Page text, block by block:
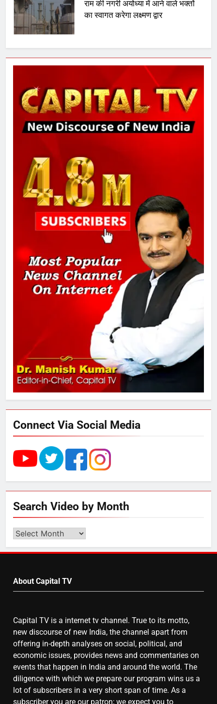
राम की नगरी अयोध्या में आने वाले भक्तों
का स्वागत करेगा लक्ष्मण द्वार
6
उत्तर प्रदेश में गांवों में बढ़ेंगी सुविधाएं: 67%
बढ़ा पंचायतों का बजट
7
8
चुनाव से पहले लालू परिवार पर बड़ा झटका,
दिल्ली कोर्ट ने IRCTC घोटाले में आरोप
तय किए
SRN अस्पताल का नाम अमर शहीद ठाकुर
रोशन सिंह के नाम पर करने की मांग तेज
अमर शहीद ठाकुर रोशन सिंह के नाम पर
स्वरूप रानी नेहरू चिकित्सालय का
नामकरण करने की मांग को लेकर
अनिश्चितकालीन धरना शुरू
3
289 एकड़ भूमि पर विकसित होगा कार्बन-
फ्री डेटा सेंटर, हजारों उच्च-कुशल
रोजगार सृजन की संभावना
UP में ग्रामीण बिजली आपूर्ति से कृषि,
डेयरी, कुटीर उद्योग और स्वरोजगार को
राम की नगरी अयोध्या में आने वाले भक्तों
का स्वागत करेगा लक्ष्मण द्वार
बढ़ा पंचायतों का बजट
7
गाजा युद्धविराम को लेकर बड़ी खबरें
8
Connect Via Social Media
Search Video by Month
Search
by
About Capital TV
Capital TV is a internet tv channel. True to its motto,
new discourse of new India, the channel apart from
offering in-depth analyses on social, political, and
economic issues, provides news and commentaries on
events that happen in India and around the world. The
diligence with which we prepare our program wins us a
lot of subscribers in a very short span of time. As a
subscriber you are our patron; we expect you to